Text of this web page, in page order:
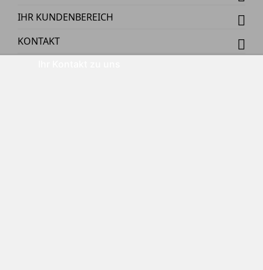
IHR KUNDENBEREICH
KONTAKT